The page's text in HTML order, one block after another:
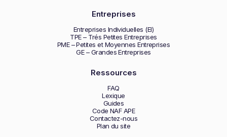
Entreprises
Entreprises Individuelles (EI)
TPE – Trés Petites Entreprises
PME – Petites et Moyennes Entreprises
GE – Grandes Entreprises
Ressources
FAQ
Lexique
Guides
Code NAF APE
Contactez-nous
Plan du site